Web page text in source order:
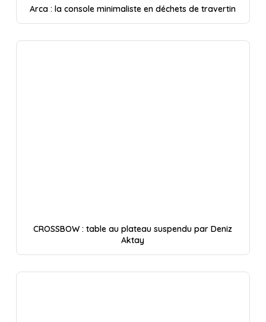
Arca : la console minimaliste en déchets de travertin
CROSSBOW : table au plateau suspendu par Deniz
Aktay